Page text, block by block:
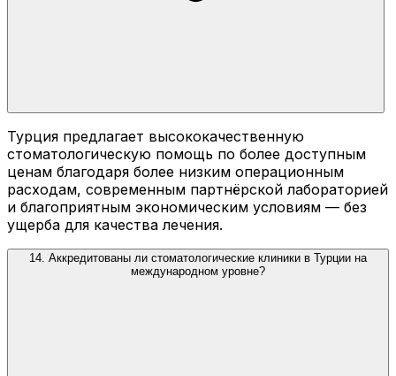
Турция предлагает высококачественную
стоматологическую помощь по более доступным
ценам благодаря более низким операционным
расходам, современным партнёрской лабораторией
и благоприятным экономическим условиям — без
ущерба для качества лечения.
14. Аккредитованы ли стоматологические клиники в Турции на
международном уровне?